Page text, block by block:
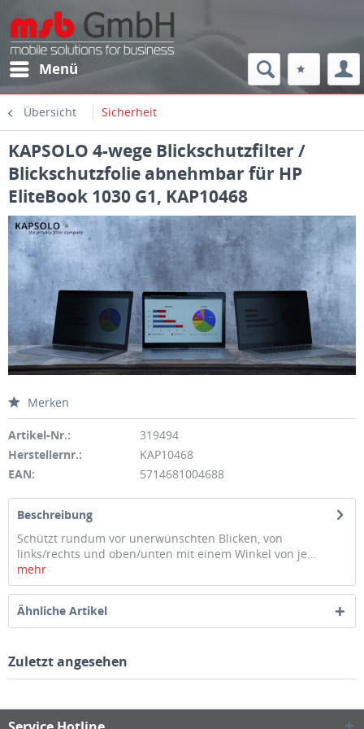
Menü
Übersicht Sicherheit
KAPSOLO 4-wege Blickschutzfilter /
Blickschutzfolie abnehmbar für HP
EliteBook 1030 G1, KAP10468
Merken
Artikel-Nr.:
319494
Herstellernr.:
KAP10468
EAN:
5714681004688
Beschreibung
Schützt rundum vor unerwünschten Blicken, von
links/rechts und oben/unten mit einem Winkel von je...
mehr
Ähnliche Artikel
Zuletzt angesehen